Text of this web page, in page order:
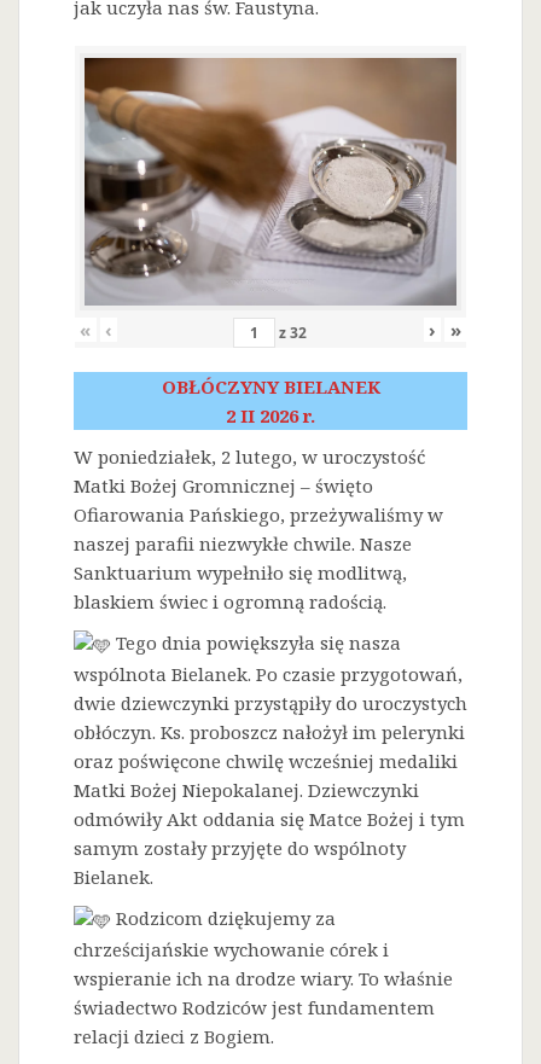
jak uczyła nas św. Faustyna.
« ‹ z32 › »
OBŁÓCZYNY BIELANEK
2 II 2026 r.
W poniedziałek, 2 lutego, w uroczystość
Matki Bożej Gromnicznej – święto
Ofiarowania Pańskiego, przeżywaliśmy w
naszej parafii niezwykłe chwile. Nasze
Sanktuarium wypełniło się modlitwą,
blaskiem świec i ogromną radością.
Tego dnia powiększyła się nasza
wspólnota Bielanek. Po czasie przygotowań,
dwie dziewczynki przystąpiły do uroczystych
obłóczyn. Ks. proboszcz nałożył im pelerynki
oraz poświęcone chwilę wcześniej medaliki
Matki Bożej Niepokalanej. Dziewczynki
odmówiły Akt oddania się Matce Bożej i tym
samym zostały przyjęte do wspólnoty
Bielanek.
Rodzicom dziękujemy za
chrześcijańskie wychowanie córek i
wspieranie ich na drodze wiary. To właśnie
świadectwo Rodziców jest fundamentem
relacji dzieci z Bogiem.